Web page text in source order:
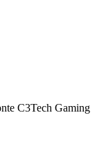
C3Tech Gaming